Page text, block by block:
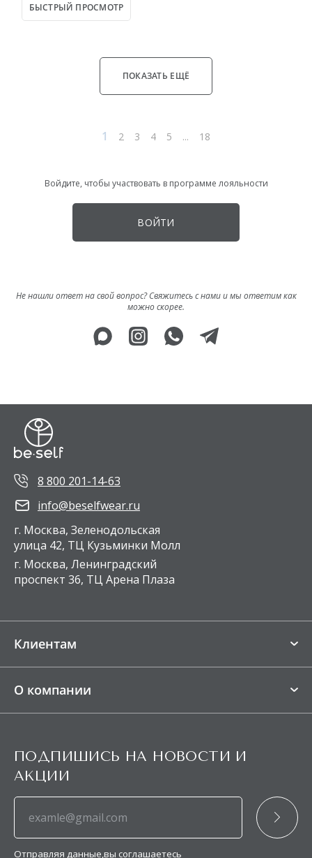
БЫСТРЫЙ ПРОСМОТР
ПОКАЗАТЬ ЕЩЁ
1 2 3 4 5 ... 18
Войдите, чтобы участвовать в программе лояльности
ВОЙТИ
Не нашли ответ на свой вопрос? Свяжитесь с нами и мы ответим как
можно скорее.
8 800 201-14-63
info@beselfwear.ru
г. Москва, Зеленодольская
улица 42, ТЦ Кузьминки Молл
г. Москва, Ленинградский
проспект 36, ТЦ Арена Плаза
Клиентам
FAQ
Возврат и обмен
ПРОГРАММА ЛОЯЛЬНОСТИ
Подарочные сертификаты
Оптовым клиентам
О компании
Контакты
Партнёры
Карта сайта
ПОДПИШИСЬ НА НОВОСТИ И
АКЦИИ
Отправляя данные,вы соглашаетесь